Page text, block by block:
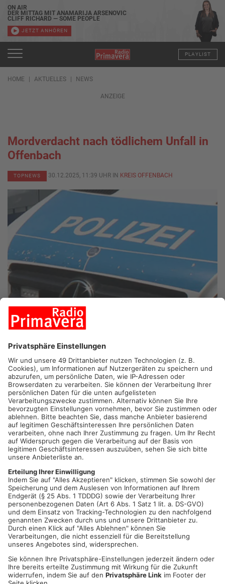
ON AIR
DER MITTAG MIT ANAMARIJA ARSENOVIC
CLIFF RICHARD — SOME PEOPLE
JETZT ANHÖREN
PLAYLIST
HOME AKTUELLES NEWS
ANZEIGE
Mordverdacht nach tödlichem Unfall in
Offenbach
TOPNEWS 30.12.2025, 11:39 UHR IN KREIS OFFENBACH
OFFENBACH.Gegen einen 31-jährigen Autofahrer wird nach
dem Unfall in Offenbach jetzt wegen Mordes ermittelt. Die
Ermittler gehen außerdem von einem illegalen Autorennen
aus. Bei der Kollision auf der Mühlheimer Straße Ende
November kamen drei Menschen ums Leben.
Der Vorwurf der Staatsanwaltschaft richtet sich gegen einen
31 Jahre alten Mann, der mit seinem VW Golf in den
Gegenverkehr geraten und mit einem Audi zusammengestoßen
ist. In dem Audi saßen drei Menschen, die bei dem
Zusammenstoß ums Leben kamen. Nach bisherigen
Erkenntnissen soll der Beschuldigte mit deutlich überhöhter
Geschwindigkeit unterwegs gewesen sein und tödliche
Verletzungen anderer Verkehrsteilnehmer in Kauf genommen
haben. Das Amtsgericht Offenbach hat Haftbefehl unter
anderem wegen Mordes, eines verbotenen
Kraftfahrzeugrennens und gefährlichen Eingriffs in den
Straßenverkehr erlassen. Der Mann sitzt seitdem in
Untersuchungshaft. Die Ermittlungen dauern weiter an, ein
abschließendes Gutachten steht noch aus.
Artikel teilen